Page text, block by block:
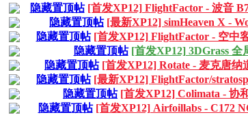
隐藏置顶帖 [首发XP12] FlightFactor - 波音
隐藏置顶帖 [最新XP12] simHeaven X -
隐藏置顶帖 [首发XP12] FlightFactor - 空中
隐藏置顶帖 [首发XP12] 3DGrass 全
隐藏置顶帖 [首发XP12] Rotate - 麦克唐纳
隐藏置顶帖 [最新XP12] FlightFactor/
隐藏置顶帖 [首发XP12] Colimata - 协
隐藏置顶帖 [首发XP12] Airfoillabs - C172